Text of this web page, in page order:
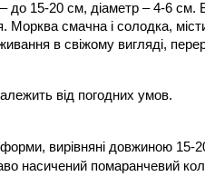
до 15-20 см, діаметр – 4-6 см.
смачна і солодка,
в свіжому вигляді,
від погодних умов.
вирівняні довжиною 15-
насичений помаранчевий